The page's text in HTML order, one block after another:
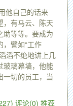
他自己的话来
，有马云、陈天
助等等。要成为
譬如“工作
滔不绝地讲上几
璃幕墙，他能
一切的员工，当
评论(0) 推荐